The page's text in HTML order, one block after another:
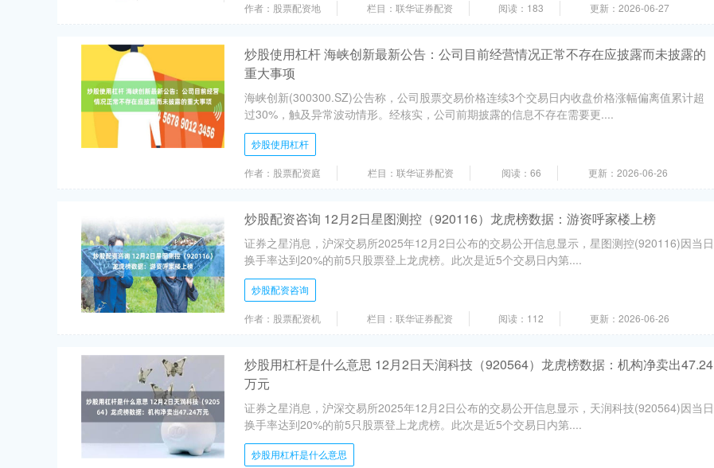
作者：股票配资地 栏目：联华证券配资 阅读：183 更新：2026-06-27
炒股使用杠杆 海峡创新最新公告：公司目前经营情况正常不存在应披露而未披露的
重大事项
海峡创新(300300.SZ)公告称，公司股票交易价格连续3个交易日内收盘价格涨幅偏离值累计超
过30%，触及异常波动情形。经核实，公司前期披露的信息不存在需要更....
炒股使用杠杆
作者：股票配资庭 栏目：联华证券配资 阅读：66 更新：2026-06-26
炒股配资咨询 12月2日星图测控（920116）龙虎榜数据：游资呼家楼上榜
证券之星消息，沪深交易所2025年12月2日公布的交易公开信息显示，星图测控(920116)因当日
换手率达到20%的前5只股票登上龙虎榜。此次是近5个交易日内第....
炒股配资咨询
作者：股票配资机 栏目：联华证券配资 阅读：112 更新：2026-06-26
炒股用杠杆是什么意思 12月2日天润科技（920564）龙虎榜数据：机构净卖出47.24
万元
证券之星消息，沪深交易所2025年12月2日公布的交易公开信息显示，天润科技(920564)因当日
换手率达到20%的前5只股票登上龙虎榜。此次是近5个交易日内第....
炒股用杠杆是什么意思